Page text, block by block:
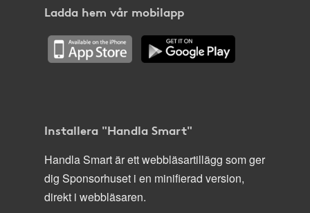
Ladda hem vår mobilapp
Installera "Handla Smart"
Handla Smart är ett webbläsartillägg som ger
dig Sponsorhuset i en minifierad version,
direkt i webbläsaren.